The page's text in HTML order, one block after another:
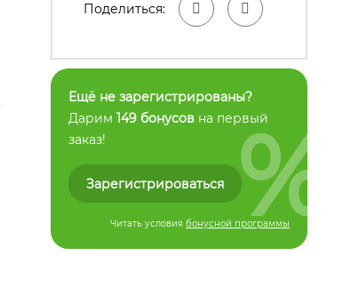
Поделиться:
Ещё не зарегистрированы?
Дарим 149 бонусовна первый
заказ!
Зарегистрироваться
Читать условия бонусной программы
%